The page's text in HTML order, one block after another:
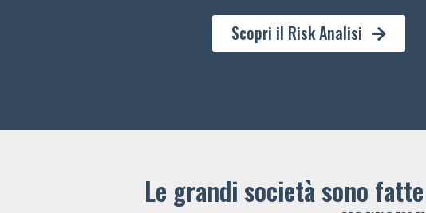
Scopri il Risk Analisi
Le grandi società sono